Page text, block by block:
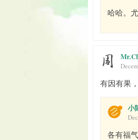
哈哈。
有因有果
小
各有福